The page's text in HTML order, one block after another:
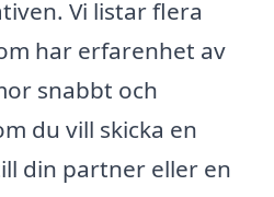
Vi listar flera
har erfarenhet av
snabbt och
du vill skicka en
din partner eller en